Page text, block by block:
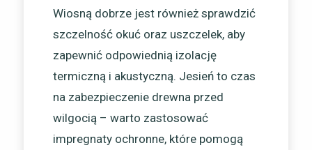
Wiosną dobrze jest również sprawdzić
szczelność okuć oraz uszczelek, aby
zapewnić odpowiednią izolację
termiczną i akustyczną. Jesień to czas
na zabezpieczenie drewna przed
wilgocią – warto zastosować
impregnaty ochronne, które pomogą